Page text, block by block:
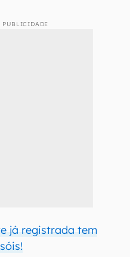
PUBLICIDADE
já registrada tem